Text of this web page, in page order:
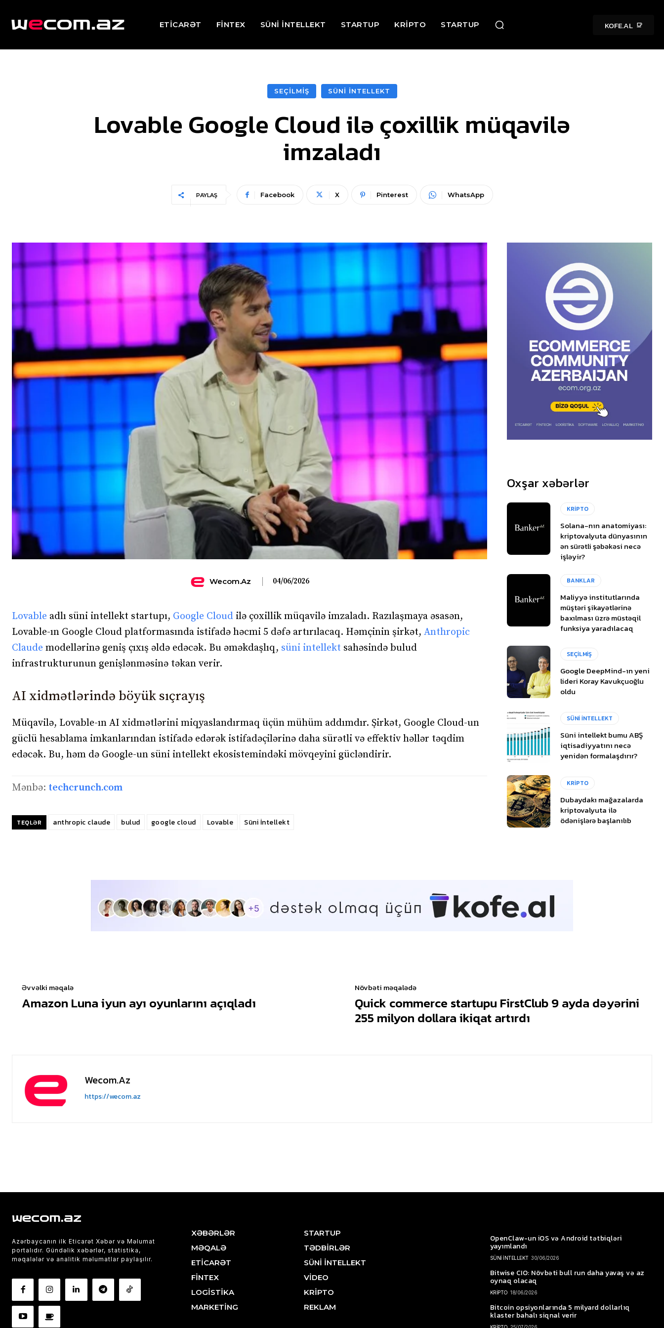
ETİCARƏT FİNTEX SÜNİ İNTELLEKT STARTUP KRİPTO STARTUP KOFE.AL
SEÇİLMİŞ SÜNİ İNTELLEKT
Lovable Google Cloud ilə çoxillik müqavilə
imzaladı
PAYLAŞ Facebook X Pinterest WhatsApp
Wecom.az 04/06/2026
Lovable adlı süni intellekt startupı, Google Cloud ilə çoxillik müqavilə imzaladı. Razılaşmaya əsasən,
Lovable-ın Google Cloud platformasında istifadə həcmi 5 dəfə artırılacaq. Həmçinin şirkət, Anthropic
Claude modellərinə geniş çıxış əldə edəcək. Bu əməkdaşlıq, süni intellekt sahəsində bulud
infrastrukturunun genişlənməsinə təkan verir.
AI xidmətlərində böyük sıçrayış
Müqavilə, Lovable-ın AI xidmətlərini miqyaslandırmaq üçün mühüm addımdır. Şirkət, Google Cloud-un
güclü hesablama imkanlarından istifadə edərək istifadəçilərinə daha sürətli və effektiv həllər təqdim
edəcək. Bu, həm də Google-un süni intellekt ekosistemindəki mövqeyini gücləndirir.
Mənbə: techcrunch.com
TEQLƏR anthropic claude bulud google cloud Lovable Süni İntellekt
Oxşar xəbərlər
KRİPTO
Solana-nın anatomiyası:
kriptovalyuta dünyasının
ən sürətli şəbəkəsi necə
işləyir?
BANKLAR
Maliyyə institutlarında
müştəri şikayətlərinə
baxılması üzrə müstəqil
funksiya yaradılacaq
SEÇİLMİŞ
Google DeepMind-ın yeni
lideri Koray Kavukçuoğlu
oldu
SÜNİ İNTELLEKT
Süni intellekt bumu ABŞ
iqtisadiyyatını necə
yenidən formalaşdırır?
KRİPTO
Dubaydakı mağazalarda
kriptovalyuta ilə
ödənişlərə başlanılıb
Əvvəlki məqalə
Amazon Luna iyun ayı oyunlarını açıqladı
Növbəti məqalədə
Quick commerce startupu FirstClub 9 ayda dəyərini
255 milyon dollara ikiqat artırdı
Wecom.az
https://wecom.az
wecom.az
Azərbaycanın ilk Eticarət Xəbər və Məlumat
portalıdır. Gündəlik xəbərlər, statistika,
məqalələr və analitik məlumatlar paylaşılır.
XƏBƏRLƏR
MƏQALƏ
ETİCARƏT
FİNTEX
LOGİSTİKA
MARKETİNG
STARTUP
TƏDBİRLƏR
SÜNİ İNTELLEKT
VİDEO
KRİPTO
REKLAM
OpenClaw-un iOS və Android tətbiqləri
yayımlandı
SÜNİ İNTELLEKT 30/06/2026
Bitwise CIO: Növbəti bull run daha yavaş və az
oynaq olacaq
KRİPTO 18/06/2026
Bitcoin opsiyonlarında 5 milyard dollarlıq
klaster bahalı siqnal verir